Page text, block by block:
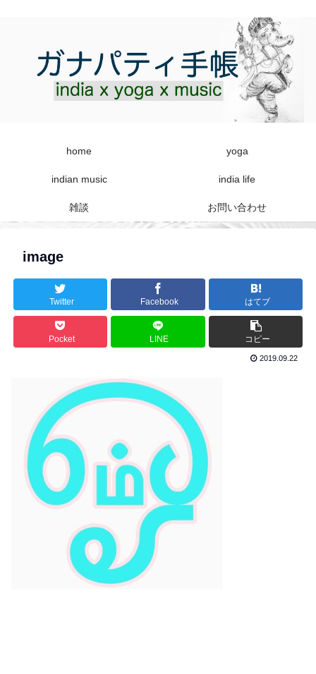
home yoga
indian music india life
雑談 お問い合わせ
image
Twitter Facebook はてブ
Pocket LINE コピー
2019.09.22